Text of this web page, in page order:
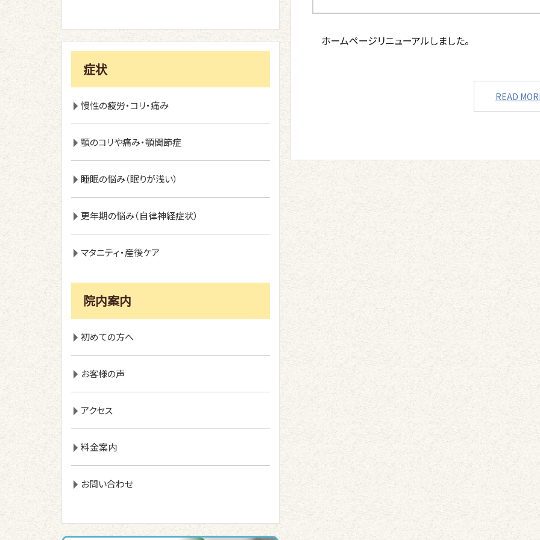
ホームページリニューアルしました。
READ
症状
慢性の疲労・コリ・痛み
顎のコリや痛み・顎関節症
睡眠の悩み（眠りが浅い）
更年期の悩み（自律神経症状）
マタニティ・産後ケア
院内案内
初めての方へ
お客様の声
アクセス
料金案内
お問い合わせ